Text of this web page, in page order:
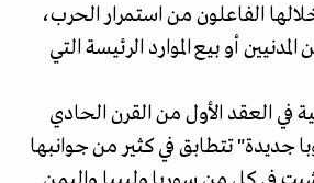
الفاعلون من استمرار الحرب،
أو بيع الموارد الرئيسة التي
في العقد الأول من القرن الحادي
جديدة" تتطابق في كثير من جوانبها